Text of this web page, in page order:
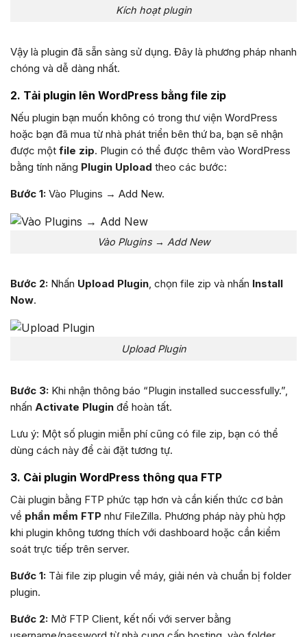
Kích hoạt plugin
Vậy là plugin đã sẵn sàng sử dụng. Đây là phương pháp nhanh
chóng và dễ dàng nhất.
2. Tải plugin lên WordPress bằng file zip
Nếu plugin bạn muốn không có trong thư viện WordPress
hoặc bạn đã mua từ nhà phát triển bên thứ ba, bạn sẽ nhận
được một file zip. Plugin có thể được thêm vào WordPress
bằng tính năng Plugin Upload theo các bước:
Bước 1: Vào Plugins → Add New.
Vào Plugins → Add New
Bước 2: Nhấn Upload Plugin, chọn file zip và nhấn Install
Now.
Upload Plugin
Bước 3: Khi nhận thông báo “Plugin installed successfully.”,
nhấn Activate Plugin để hoàn tất.
Lưu ý: Một số plugin miễn phí cũng có file zip, bạn có thể
dùng cách này để cài đặt tương tự.
3. Cài plugin WordPress thông qua FTP
Cài plugin bằng FTP phức tạp hơn và cần kiến thức cơ bản
về phần mềm FTP như FileZilla. Phương pháp này phù hợp
khi plugin không tương thích với dashboard hoặc cần kiểm
soát trực tiếp trên server.
Bước 1: Tải file zip plugin về máy, giải nén và chuẩn bị folder
plugin.
Bước 2: Mở FTP Client, kết nối với server bằng